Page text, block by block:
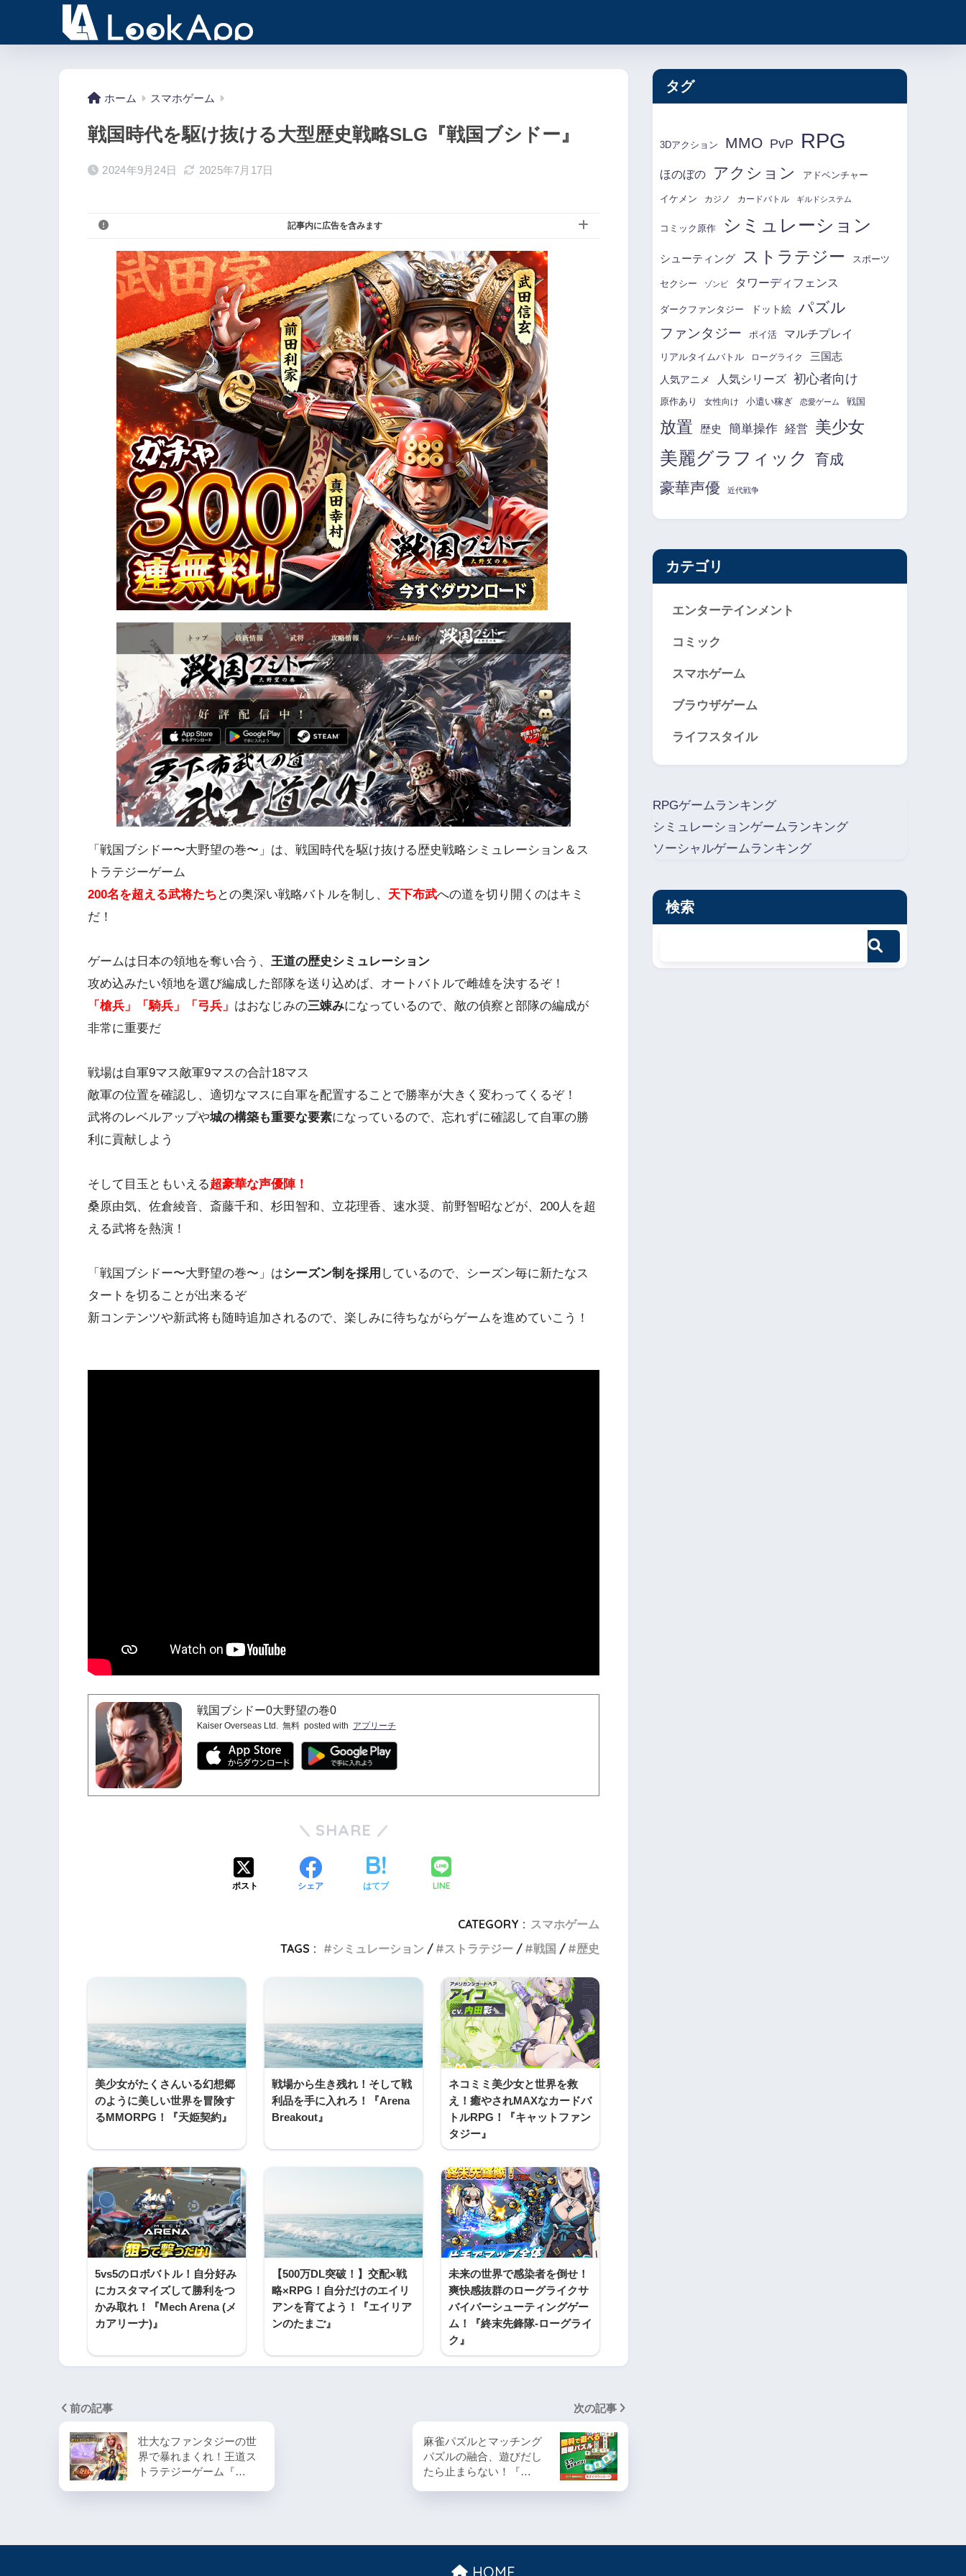
ホーム スマホゲーム
戦国時代を駆け抜ける大型歴史戦略SLG『戦国ブシドー』
2024年9月24日 2025年7月17日
記事内に広告を含みます
「戦国ブシドー〜大野望の巻〜」は、戦国時代を駆け抜ける歴史戦略シミュレーション＆ス
トラテジーゲーム
200名を超える武将たち との奥深い戦略バトルを制し、 天下布武への道を切り開くのはキミ
だ！
ゲームは日本の領地を奪い合う、 王道の歴史シミュレーション
攻め込みたい領地を選び編成した部隊を送り込めば、オートバトルで雌雄を決するぞ！
「槍兵」「騎兵」「弓兵」 はおなじみの三竦みになっているので、敵の偵察と部隊の編成が
非常に重要だ
戦場は自軍9マス敵軍9マスの合計18マス
敵軍の位置を確認し、適切なマスに自軍を配置することで勝率が大きく変わってくるぞ！
武将のレベルアップや城の構築も重要な要素になっているので、忘れずに確認して自軍の勝
利に貢献しよう
そして目玉ともいえる超豪華な声優陣！
桑原由気、佐倉綾音、斎藤千和、杉田智和、立花理香、速水奨、前野智昭などが、200人を超
える武将を熱演！
「戦国ブシドー〜大野望の巻〜」はシーズン制を採用 しているので、シーズン毎に新たなス
タートを切ることが出来るぞ
新コンテンツや新武将も随時追加されるので、楽しみに待ちながらゲームを進めていこう！
戦国ブシドー0大野望の巻0
Kaiser Overseas Ltd. 無料 posted with アプリーチ
SHARE
ポスト シェア はてブ LINE
CATEGORY : スマホゲーム
TAGS :
シミュレーション ストラテジー 戦国 歴史
美少女がたくさんいる幻想郷
のように美しい世界を冒険す
るMMORPG！『天姫契約』
戦場から生き残れ！そして戦
利品を手に入れろ！『Arena
Breakout』
ネコミミ美少女と世界を救
え！癒やされMAXなカードバ
トルRPG！『キャットファン
タジー』
5vs5のロボバトル！自分好み
にカスタマイズして勝利をつ
かみ取れ！『Mech Arena (メ
カアリーナ)』
【500万DL突破！】交配×戦
略×RPG！自分だけのエイリ
アンを育てよう！『エイリア
ンのたまご』
未来の世界で感染者を倒せ！
爽快感抜群のローグライクサ
バイバーシューティングゲー
ム！『終末先鋒隊-ローグライ
ク』
前の記事
壮大なファンタジーの世
界で暴れまくれ！王道ス
トラテジーゲーム『…
次の記事
麻雀パズルとマッチング
パズルの融合、遊びだし
たら止まらない！『…
タグ
3Dアクション MMO PvP RPG
ほのぼの アクション アドベンチャー
イケメン カジノ カードバトル ギルドシステム
コミック原作 シミュレーション
シューティング ストラテジー スポーツ
セクシー ゾンビ タワーディフェンス
ダークファンタジー ドット絵 パズル
ファンタジー ポイ活 マルチプレイ
リアルタイムバトル ローグライク 三国志
人気アニメ 人気シリーズ 初心者向け
原作あり 女性向け 小遣い稼ぎ 恋愛ゲーム 戦国
放置 歴史 簡単操作 経営 美少女
美麗グラフィック
育成
豪華声優
近代戦争
カテゴリ
エンターテインメント
コミック
スマホゲーム
ブラウザゲーム
ライフスタイル
RPGゲームランキング
シミュレーションゲームランキング
ソーシャルゲームランキング
検索
HOME